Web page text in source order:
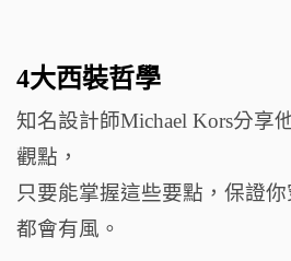
4大西裝哲學
知名設計師Michael Kors分享
觀點，
只要能掌握這些要點，保證
都會有風。